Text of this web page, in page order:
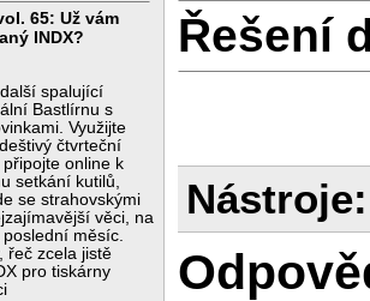
65: Už vám
INDX?
spalující
Bastlírnu s
Využijte
čtvrteční
online k
setkání kutilů,
se strahovskými
věci, na
měsíc.
řeč zcela jistě
pro tiskárny
Řešení
Nástroje: